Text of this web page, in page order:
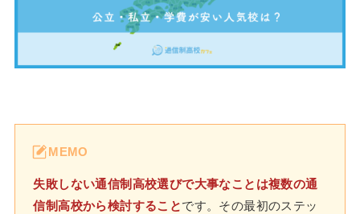
MEMO
失敗しない通信制高校選びで大事なことは複数の通
信制高校から検討することです。その最初のステッ